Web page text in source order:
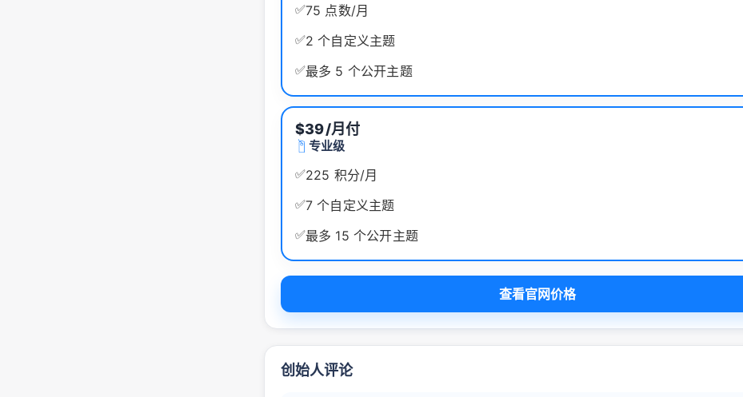
✅75 点数/月
✅2 个自定义主题
✅最多 5 个公开主题
$39/月付
专业级
✅225 积分/月
✅7 个自定义主题
✅最多 15 个公开主题
查看官网价格
创始人评论